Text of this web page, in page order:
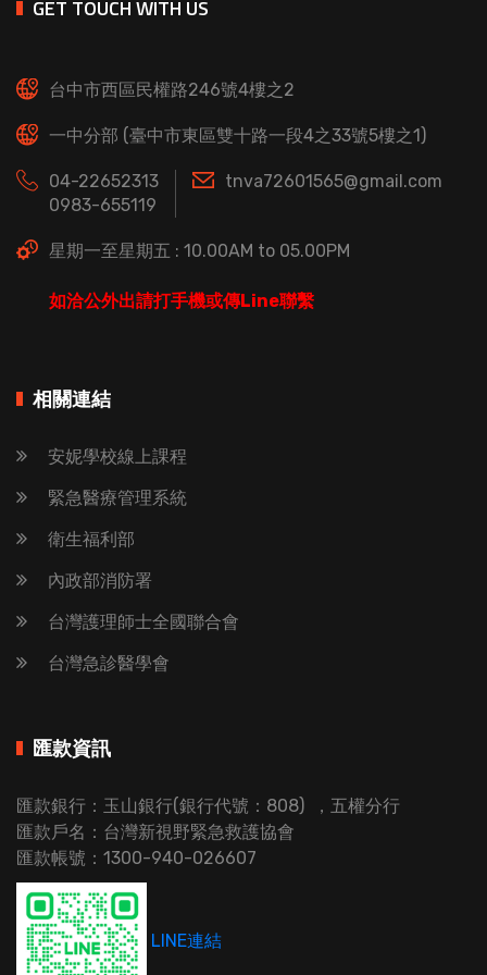
GET TOUCH WITH US
台中市西區民權路246號4樓之2
一中分部 (臺中市東區雙十路一段4之33號5樓之1)
04-22652313
0983-655119
tnva72601565@gmail.com
星期一至星期五 : 10.00AM to 05.00PM
如洽公外出請打手機或傳Line聯繫
相關連結
安妮學校線上課程
緊急醫療管理系統
衛生福利部
內政部消防署
台灣護理師士全國聯合會
台灣急診醫學會
匯款資訊
匯款銀行：玉山銀行(銀行代號：808) ，五權分行
匯款戶名：台灣新視野緊急救護協會
匯款帳號：1300-940-026607
LINE連結